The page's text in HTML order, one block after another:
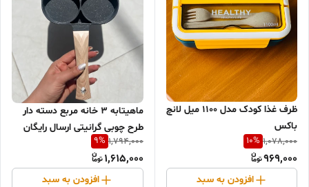
ظرف غذا کودک مدل 1100 میل لانچ
باکس
1,078,000
10%
969,000
افزودن به سبد
ماهيتابه 3 خانه مربع دسته دار
طرح چوبی گرانیتی ارسال رایگان
1,794,000
9%
1,615,000
افزودن به سبد